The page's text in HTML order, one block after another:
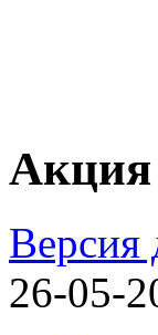
Акция
Версия
26-05-